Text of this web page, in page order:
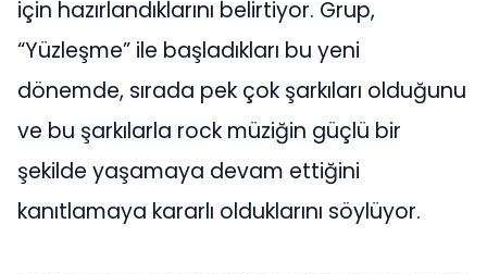
için hazırlandıklarını belirtiyor. Grup,
“Yüzleşme” ile başladıkları bu yeni
dönemde, sırada pek çok şarkıları olduğunu
ve bu şarkılarla rock müziğin güçlü bir
şekilde yaşamaya devam ettiğini
kanıtlamaya kararlı olduklarını söylüyor.